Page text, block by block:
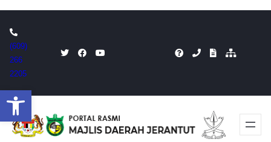
Open toolbar
to
content
(609)
266
2205